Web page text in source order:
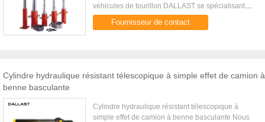
véhicules de tourillon DALLAST se spécialisant
dans le cylindre hydraulique de produit de divers
véhicules et équipement, et ...
Fournisseur de contact
Cylindre hydraulique résistant télescopique à simple effet de camion à
benne basculante
Cylindre hydraulique résistant télescopique à
simple effet de camion à benne basculante Nous